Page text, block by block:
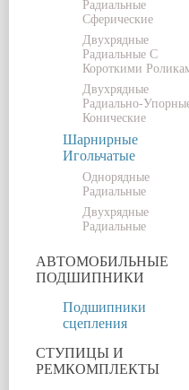
Радиальные
Сферические
Двухрядные
Радиальные С
Короткими
Двухрядные
Радиально-
Конические
Шарнирные
Игольчатые
Однорядные
Радиальные
Двухрядные
Радиальные
АВТОМОБИЛЬНЫЕ
ПОДШИПНИКИ
Подшипники
сцепления
СТУПИЦЫ И
РЕМКОМПЛЕКТЫ